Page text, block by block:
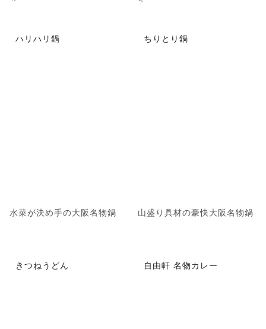
ハリハリ鍋
水菜が決め手の大阪名物鍋
ちりとり鍋
山盛り具材の豪快大阪名物鍋
きつねうどん 自由軒 名物カレー